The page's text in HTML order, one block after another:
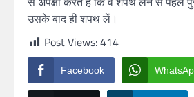
उसके बाद ही शपथ लें।
Post Views:414
Facebook